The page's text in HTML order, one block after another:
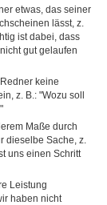
etwas, das seiner
lässt, z.
ist dabei, dass
gut gelaufen
keine
z. B.: "Wozu soll
Maße durch
dieselbe Sache, z.
uns einen Schritt
Leistung
haben nicht